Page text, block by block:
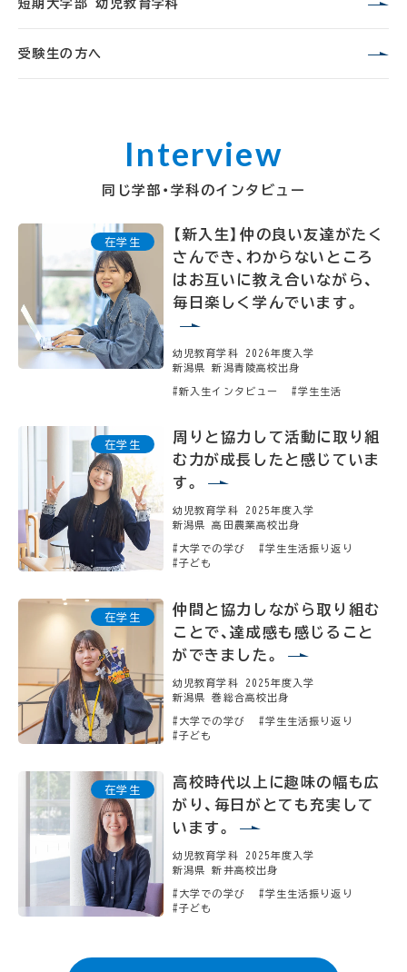
短期大学部 幼児教育学科
受験生の方へ
同じ学部・学科のインタビュー
【新入生】仲の良い友達がたく
さんでき、わからないところ
はお互いに教え合いながら、
毎日楽しく学んでいます。
幼児教育学科 2026年度入学
新潟県 新潟青陵高校出身
#新入生インタビュー #学生生活
周りと協力して活動に取り組
む力が成長したと感じていま
す。
幼児教育学科 2025年度入学
新潟県 高田農業高校出身
#大学での学び
#学生生活振り返り
#子ども
仲間と協力しながら取り組む
ことで、達成感も感じること
ができました。
幼児教育学科 2025年度入学
新潟県 巻総合高校出身
#大学での学び
#学生生活振り返り
#子ども
高校時代以上に趣味の幅も広
がり、毎日がとても充実して
います。
幼児教育学科 2025年度入学
新潟県 新井高校出身
#大学での学び
#学生生活振り返り
#子ども